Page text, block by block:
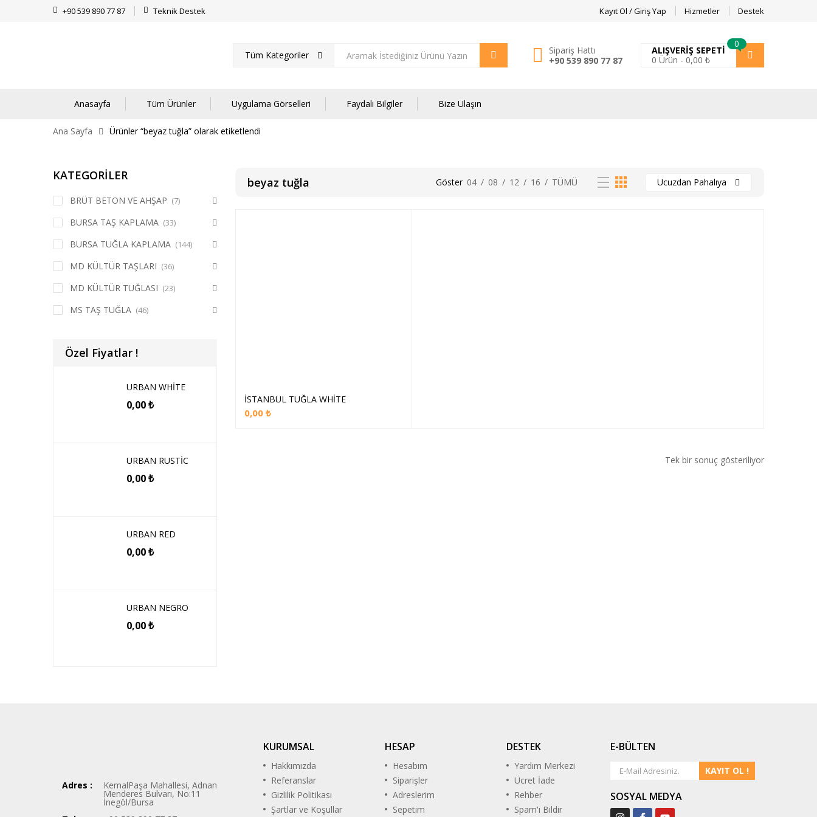
+90 539 890 77 87 Teknik Destek Kayıt Ol / Giriş Yap Hizmetler Destek
Tüm Kategoriler
Sipariş Hattı
+90 539 890 77 87
0
ALIŞVERIŞ SEPETI
0 Ürün - 0,00 ₺
Anasayfa Tüm Ürünler Uygulama Görselleri Faydalı Bilgiler Bize Ulaşın
Ana Sayfa Ürünler “beyaz tuğla” olarak etiketlendi
beyaz tuğla Göster 04 / 08 / 12 / 16 / TÜMÜ Ucuzdan Pahalıya
Sepete Ekle
İSTANBUL TUĞLA WHİTE
0,00 ₺
Tek bir sonuç gösteriliyor
KATEGORİLER
BRÜT BETON VE AHŞAP (7)
BURSA TAŞ KAPLAMA (33)
BURSA TUĞLA KAPLAMA (144)
MD KÜLTÜR TAŞLARI (36)
MD KÜLTÜR TUĞLASI (23)
MS TAŞ TUĞLA (46)
Özel Fiyatlar !
URBAN WHİTE
0,00₺
URBAN RUSTİC
0,00₺
URBAN RED
0,00₺
URBAN NEGRO
0,00₺
Adres : KemalPaşa Mahallesi, Adnan
Menderes Bulvarı, No:11
İnegöl/Bursa
KURUMSAL
Hakkımızda
Referanslar
Gizlilik Politikası
Şartlar ve Koşullar
HESAP
Hesabım
Siparişler
Adreslerim
Sepetim
DESTEK
Yardım Merkezi
Ücret İade
Rehber
Spam'ı Bildir
E-BÜLTEN
KAYIT OL !
SOSYAL MEDYA